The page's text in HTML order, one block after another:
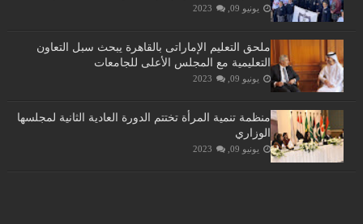
يونيو 09, 2023
ملحق التعليم الإماراتى بالقاهرة يبحث سبل التعاون
التعليمية مع المجلس الأعلى للجامعات
يونيو 09, 2023
منظمة تنمية المرأة تختتم الدورة العادية الثانية لمجلسها
الوزاري
يونيو 09, 2023